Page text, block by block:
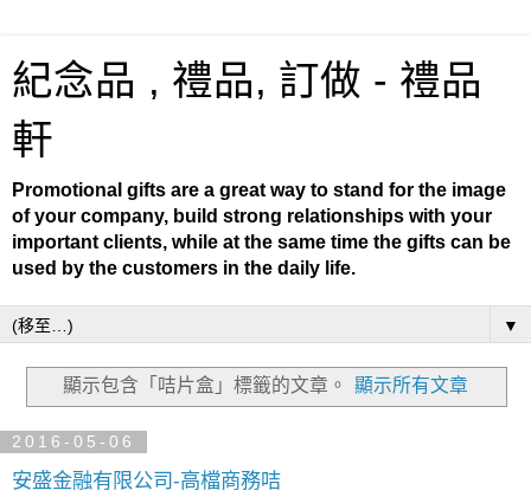
紀念品 , 禮品, 訂做 - 禮品
軒
Promotional gifts are a great way to stand for the image
of your company, build strong relationships with your
important clients, while at the same time the gifts can be
used by the customers in the daily life.
▼
顯示包含「咭片盒」 標籤的文章。 顯示所有文章
2016-05-06
安盛金融有限公司-高檔商務咭